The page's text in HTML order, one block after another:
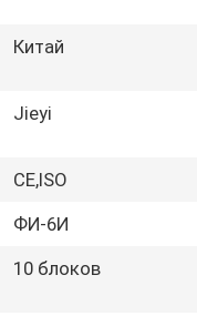
Китай
Jieyi
CE,ISO
ФИ-6И
10 блоков